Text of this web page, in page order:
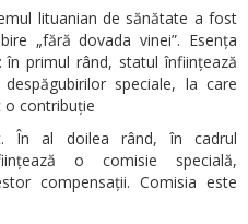
lituanian de sănătate a fost
„fără dovada vinei”. Esența
primul rând, statul înființează
speciale, la care
o contribuție
În al doilea rând, în cadrul
o comisie specială,
compensații. Comisia este